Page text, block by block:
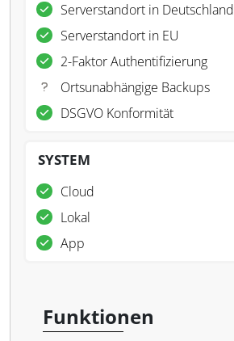
Serverstandort in Deutschland
Serverstandort in EU
2-Faktor Authentifizierung
Ortsunabhängige Backups
DSGVO Konformität
SYSTEM
Cloud
Lokal
App
Funktionen